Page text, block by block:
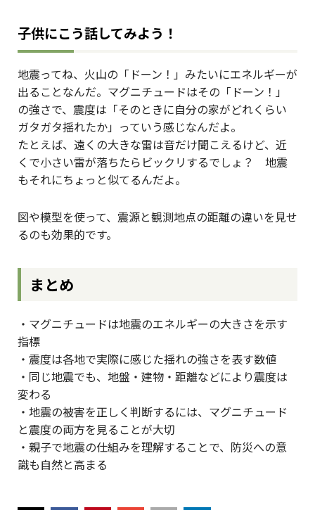
子供にこう話してみよう！
地震ってね、火山の「ドーン！」みたいにエネルギーが
出ることなんだ。マグニチュードはその「ドーン！」
の強さで、震度は「そのときに自分の家がどれくらい
ガタガタ揺れたか」っていう感じなんだよ。
たとえば、遠くの大きな雷は音だけ聞こえるけど、近
くで小さい雷が落ちたらビックリするでしょ？ 地震
もそれにちょっと似てるんだよ。
図や模型を使って、震源と観測地点の距離の違いを見せ
るのも効果的です。
まとめ
・マグニチュードは地震のエネルギーの大きさを示す
指標
・震度は各地で実際に感じた揺れの強さを表す数値
・同じ地震でも、地盤・建物・距離などにより震度は
変わる
・地震の被害を正しく判断するには、マグニチュード
と震度の両方を見ることが大切
・親子で地震の仕組みを理解することで、防災への意
識も自然と高まる